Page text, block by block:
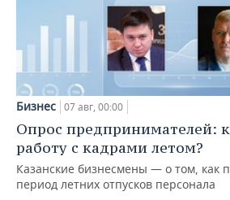
Бизнес 07 авг, 00:00
Опрос предпринимателей:
работу с кадрами летом?
Казанские бизнесмены — о том, как
период летних отпусков персонала